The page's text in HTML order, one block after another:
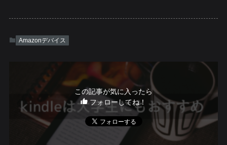
Amazonデバイス
この記事が気に入ったら
フォローしてね！